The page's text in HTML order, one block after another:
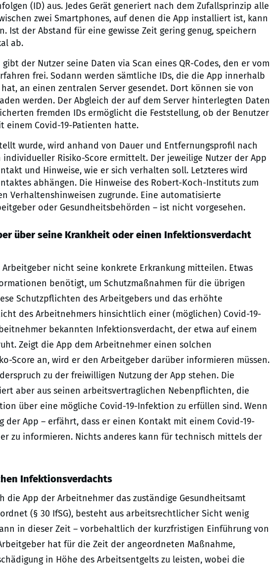
(ID) aus. Jedes Gerät generiert nach dem Zufallsprinzip alle
zwei Smartphones, auf denen die App installiert ist, kann
Ist der Abstand für eine gewisse Zeit gering genug, speichern
ab.
der Nutzer seine Daten via Scan eines QR-Codes, den er vom
frei. Sodann werden sämtliche IDs, die die App innerhalb
an einen zentralen Server gesendet. Dort können sie von
werden. Der Abgleich der auf dem Server hinterlegten Daten
fremden IDs ermöglicht die Feststellung, ob der Benutzer
einem Covid-19-Patienten hatte.
wurde, wird anhand von Dauer und Entfernungsprofil nach
Risiko-Score ermittelt. Der jeweilige Nutzer der App
und Hinweise, wie er sich verhalten soll. Letzteres wird
abhängen. Die Hinweise des Robert-Koch-Instituts zum
Verhaltenshinweisen zugrunde. Eine automatisierte
oder Gesundheitsbehörden – ist nicht vorgesehen.
über seine Krankheit oder einen Infektionsverdacht
nicht seine konkrete Erkrankung mitteilen. Etwas
benötigt, um Schutzmaßnahmen für die übrigen
Schutzpflichten des Arbeitgebers und das erhöhte
des Arbeitnehmers hinsichtlich einer (möglichen) Covid-19-
bekannten Infektionsverdacht, der etwa auf einem
Zeigt die App dem Arbeitnehmer einen solchen
Score an, wird er den Arbeitgeber darüber informieren müssen.
zu der freiwilligen Nutzung der App stehen. Die
aber aus seinen arbeitsvertraglichen Nebenpflichten, die
über eine mögliche Covid-19-Infektion zu erfüllen sind. Wenn
der App – erfährt, dass er einen Kontakt mit einem Covid-19-
zu informieren. Nichts anderes kann für technisch mittels der
Infektionsverdachts
die App der Arbeitnehmer das zuständige Gesundheitsamt
(§ 30 IfSG), besteht aus arbeitsrechtlicher Sicht wenig
in dieser Zeit – vorbehaltlich der kurzfristigen Einführung von
hat für die Zeit der angeordneten Maßnahme,
in Höhe des Arbeitsentgelts zu leisten, wobei die